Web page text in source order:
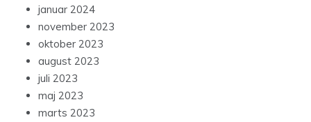
januar 2024
november 2023
oktober 2023
august 2023
juli 2023
maj 2023
marts 2023